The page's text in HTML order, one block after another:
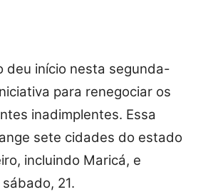
deu início nesta segunda-
para renegociar os
inadimplentes. Essa
sete cidades do estado
incluindo Maricá, e
21.